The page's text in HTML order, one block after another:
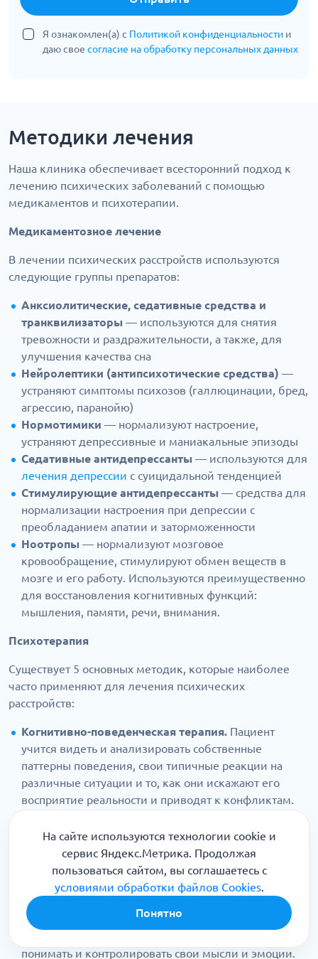
Я ознакомлен(а) с Политикой конфиденциальности и
даю свое согласие на обработку персональных данных
Методики лечения
Наша клиника обеспечивает всесторонний подход к
лечению психических заболеваний с помощью
медикаментов и психотерапии.
Медикаментозное лечение
В лечении психических расстройств используются
следующие группы препаратов:
Анксиолитические, седативные средства и
транквилизаторы — используются для снятия
тревожности и раздражительности, а также, для
улучшения качества сна
Нейролептики (антипсихотические средства) —
устраняют симптомы психозов (галлюцинации, бред,
агрессию, паранойю)
Нормотимики — нормализуют настроение,
устраняют депрессивные и маниакальные эпизоды
Седативные антидепрессанты — используются для
лечения депрессии с суицидальной тенденцией
Стимулирующие антидепрессанты — средства для
нормализации настроения при депрессии с
преобладанием апатии и заторможенности
Ноотропы — нормализуют мозговое
кровообращение, стимулируют обмен веществ в
мозге и его работу. Используются преимущественно
для восстановления когнитивных функций:
мышления, памяти, речи, внимания.
Психотерапия
Существует 5 основных методик, которые наиболее
часто применяют для лечения психических
расстройств:
Когнитивно-поведенческая терапия. Пациент
учится видеть и анализировать собственные
паттерны поведения, свои типичные реакции на
различные ситуации и то, как они искажают его
восприятие реальности и приводят к конфликтам.
привычки и практиковать более здоровые модели
поведения
Психодинамическая терапия.Пациент при помощи
терапевта анализирует свой жизненный опыт,
выделяет в нем психотравмирующие факторы и
ищет их возможную причину
понимать и контролировать свои мысли и эмоции.
На сайте используются технологии cookie и
сервис Яндекс.Метрика. Продолжая
пользоваться сайтом, вы соглашаетесь с
условиями обработки файлов Cookies.
Понятно